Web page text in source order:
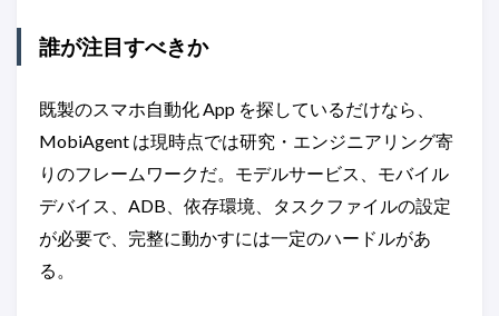
誰が注目すべきか
既製のスマホ自動化 App を探しているだけなら、
MobiAgent は現時点では研究・エンジニアリング寄
りのフレームワークだ。モデルサービス、モバイル
デバイス、ADB、依存環境、タスクファイルの設定
が必要で、完整に動かすには一定のハードルがあ
る。